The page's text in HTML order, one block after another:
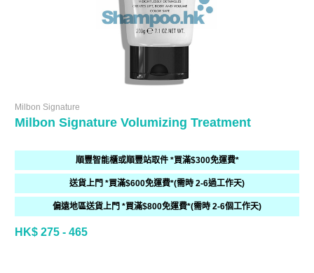
Milbon Signature
Milbon Signature Volumizing Treatment
順豐智能櫃或順豐站取件 *買滿$300免運費*
送貨上門 *買滿$600免運費*(需時 2-6過工作天)
偏遠地區送貨上門 *買滿$800免運費*(需時 2-6個工作天)
HK$ 275 - 465